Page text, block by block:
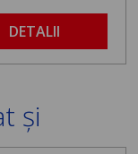
DETALII
și